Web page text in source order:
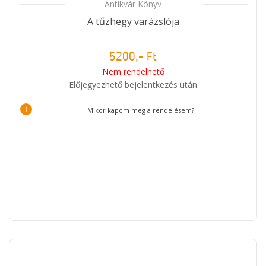
Antikvár Könyv
A tűzhegy varázslója
5200,- Ft
Nem rendelhető
Előjegyezhető bejelentkezés után
i Mikor kapom meg a rendelésem?